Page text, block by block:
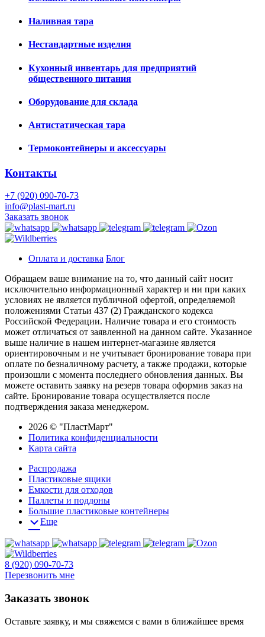
Наливная тара
Нестандартные изделия
Кухонный инвентарь для предприятий
общественного питания
Оборудование для склада
Антистатическая тара
Термоконтейнеры и аксессуары
Контакты
+7 (920) 090-70-73
info@plast-mart.ru
Заказать звонок
Оплата и доставка Блог
Обращаем ваше внимание на то, что данный сайт носит
исключительно информационный характер и ни при каких
условиях не является публичной офертой, определяемой
положениями Статьи 437 (2) Гражданского кодекса
Российской Федерации. Наличие товара и его стоимость
может отличаться от заявленной на данном сайте. Указанное
выше наличие в нашем интернет-магазине является
ориентировочным и не учитывает бронирование товара при
оплате по безналичному расчету, а также продажи, которые
произошли с момента последнего обновления данных. Вы
можете оставить заявку на резерв товара оформив заказ на
сайте. Бронирование товара осуществляется после
подтверждения заказа менеджером.
2026 © "ПластМарт"
Политика конфиденциальности
Карта сайта
Распродажа
Пластиковые ящики
Емкости для отходов
Паллеты и поддоны
Большие пластиковые контейнеры
Еще
8 (920) 090-70-73
Перезвонить мне
Заказать звонок
Оставьте заявку, и мы свяжемся с вами в ближайшее время